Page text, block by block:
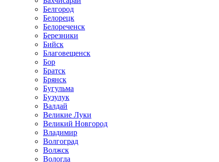
Белгород
Белорецк
Белореченск
Березники
Бийск
Благовещенск
Бор
Братск
Брянск
Бугульма
Бузулук
Валдай
Великие Луки
Великий Новгород
Владимир
Волгоград
Волжск
Вологда